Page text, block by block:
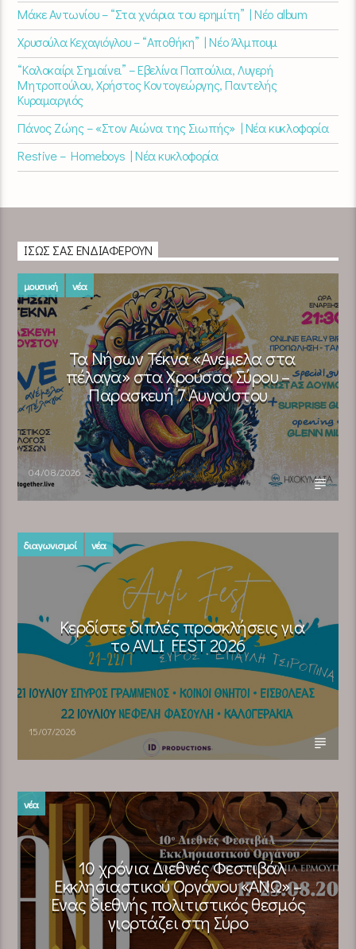
Μάκε Αντωνίου – “Στα χνάρια του ερημίτη” | Νέο album
Χρυσούλα Κεχαγιόγλου – “Αποθήκη” | Νέο Άλμπουμ
“Καλοκαίρι Σημαίνει” – Εβελίνα Παπούλια, Λυγερή
Μητροπούλου, Χρήστος Κοντογεώργης, Παντελής
Κυραμαργιός
Πάνος Ζώης – «Στον Αιώνα της Σιωπής» | Νέα κυκλοφορία
Restive – Homeboys | Νέα κυκλοφορία
ΊΣΩΣ ΣΑΣ ΕΝΔΙΑΦΈΡΟΥΝ
μουσική νέα
Τα Νήσων Τέκνα «Ανέμελα στα
πέλαγα» στα Χρούσσα Σύρου –
Παρασκευή 7 Αυγούστου
04/08/2026
διαγωνισμοί νέα
Κερδίστε διπλές προσκλήσεις για
το AVLI FEST 2026
15/07/2026
νέα
10 χρόνια Διεθνές Φεστιβάλ
Εκκλησιαστικού Οργάνου «ΑΝΩ» –
Ένας διεθνής πολιτιστικός θεσμός
γιορτάζει στη Σύρο​